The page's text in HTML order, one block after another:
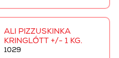
ALI PIZZUSKINKA
KRINGLÓTT +/- 1 KG.
1029